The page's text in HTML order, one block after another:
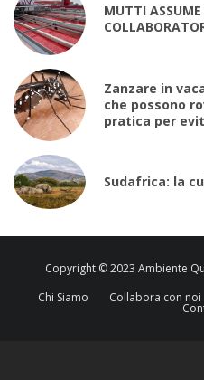
MUTTI
Zanzare in
che possono
pratica per
Sudafrica: la
Copyright © 2023 Ambiente
Chi Siamo
Collabora con noi